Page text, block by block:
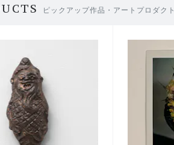
ピックアップ作品・アートプロダクト